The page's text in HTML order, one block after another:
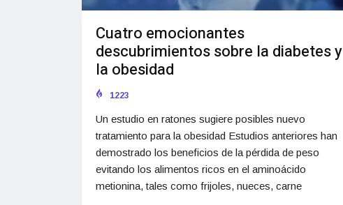
Cuatro emocionantes
descubrimientos sobre la diabetes y
la obesidad
1223
Un estudio en ratones sugiere posibles nuevo
tratamiento para la obesidad Estudios anteriores han
demostrado los beneficios de la pérdida de peso
evitando los alimentos ricos en el aminoácido
metionina, tales como frijoles, nueces, carne